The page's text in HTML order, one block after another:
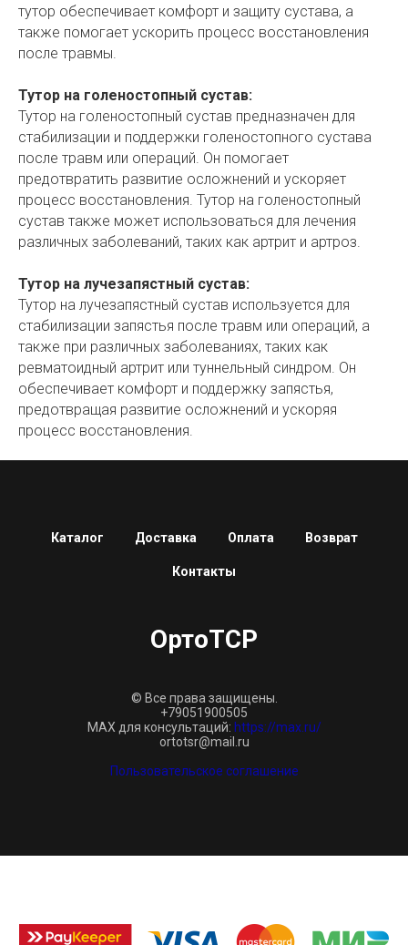
тутор обеспечивает комфорт и защиту сустава, а
также помогает ускорить процесс восстановления
после травмы.
Тутор на голеностопный сустав:
Тутор на голеностопный сустав предназначен для
стабилизации и поддержки голеностопного сустава
после травм или операций. Он помогает
предотвратить развитие осложнений и ускоряет
процесс восстановления. Тутор на голеностопный
сустав также может использоваться для лечения
различных заболеваний, таких как артрит и артроз.
Тутор на лучезапястный сустав:
Тутор на лучезапястный сустав используется для
стабилизации запястья после травм или операций, а
также при различных заболеваниях, таких как
ревматоидный артрит или туннельный синдром. Он
обеспечивает комфорт и поддержку запястья,
предотвращая развитие осложнений и ускоряя
процесс восстановления.
Каталог Доставка Оплата Возврат
Контакты
ОртоТСР
© Все права защищены.
+79051900505
MAX для консультаций: https://max.ru/
ortotsr@mail.ru
Пользовательское соглашение